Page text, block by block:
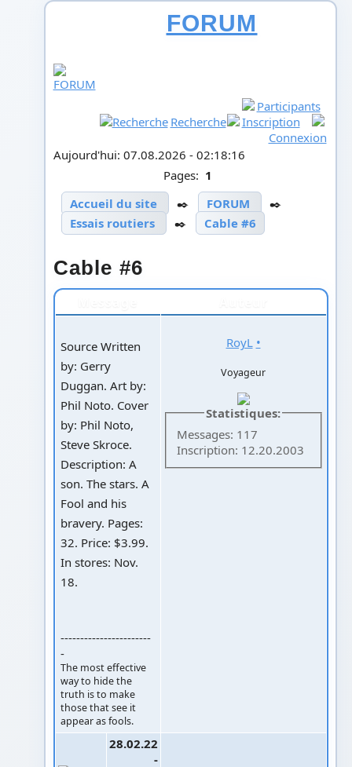
FORUM
Recherche
Participants
Inscription
Connexion
Aujourd'hui: 07.08.2026 - 02:18:16
Pages: 1
Accueil du site
✒️ FORUM
✒️
Essais routiers
✒️ Cable #6
Cable #6
Source Written
by: Gerry
Duggan. Art by:
Phil Noto. Cover
by: Phil Noto,
Steve Skroce.
Description: A
son. The stars. A
Fool and his
bravery. Pages:
32. Price: $3.99.
In stores: Nov.
18.
-----------------------
-
The most effective
way to hide the
truth is to make
those that see it
appear as fools.
RoyL •
Voyageur
Statistiques:
Messages: 117
Inscription: 12.20.2003
28.02.22
-